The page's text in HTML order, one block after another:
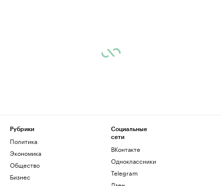
Рубрики
Политика
Экономика
Общество
Бизнес
Социальные
сети
ВКонтакте
Одноклассники
Telegram